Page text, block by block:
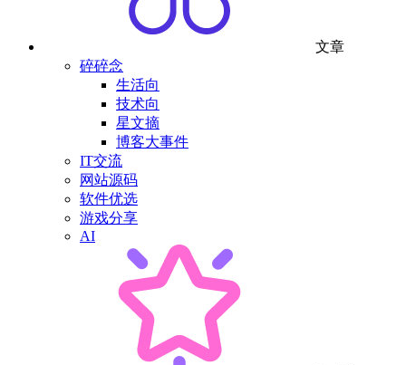
文章
碎碎念
生活向
技术向
星文摘
博客大事件
IT交流
网站源码
软件优选
游戏分享
AI